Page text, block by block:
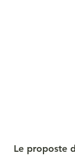
Le proposte